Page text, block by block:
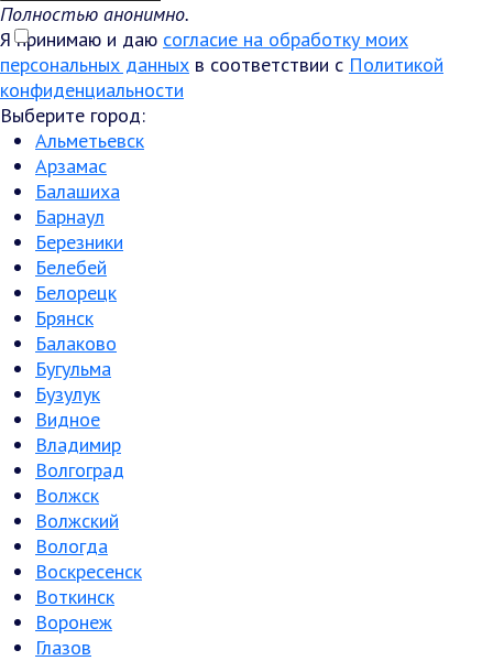
Полностью анонимно.
Я принимаю и даю согласие на обработку моих
персональных данных в соответствии с Политикой
конфиденциальности
Выберите город:
Альметьевск
Арзамас
Балашиха
Барнаул
Березники
Белебей
Белорецк
Брянск
Балаково
Бугульма
Бузулук
Видное
Владимир
Волгоград
Волжск
Волжский
Вологда
Воскресенск
Воткинск
Воронеж
Глазов